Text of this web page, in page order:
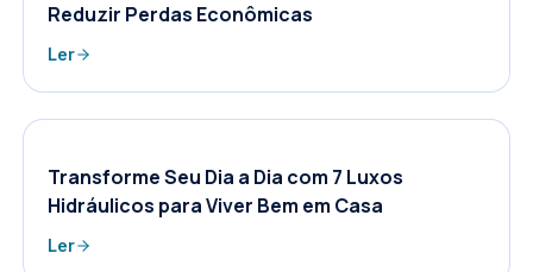
Reduzir Perdas Econômicas
Ler
Transforme Seu Dia a Dia com 7 Luxos
Hidráulicos para Viver Bem em Casa
Ler